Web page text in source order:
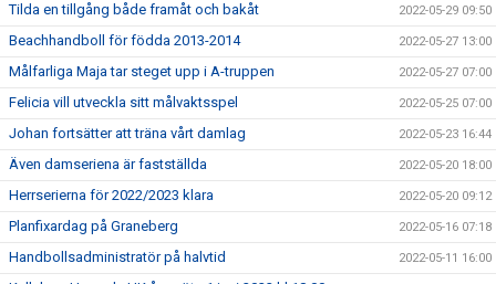
Tilda en tillgång både framåt och bakåt 2022-05-29 09:50
Beachhandboll för födda 2013-2014 2022-05-27 13:00
Målfarliga Maja tar steget upp i A-truppen 2022-05-27 07:00
Felicia vill utveckla sitt målvaktsspel 2022-05-25 07:00
Johan fortsätter att träna vårt damlag 2022-05-23 16:44
Även damseriena är fastställda 2022-05-20 18:00
Herrserierna för 2022/2023 klara 2022-05-20 09:12
Planfixardag på Graneberg 2022-05-16 07:18
Handbollsadministratör på halvtid 2022-05-11 16:00